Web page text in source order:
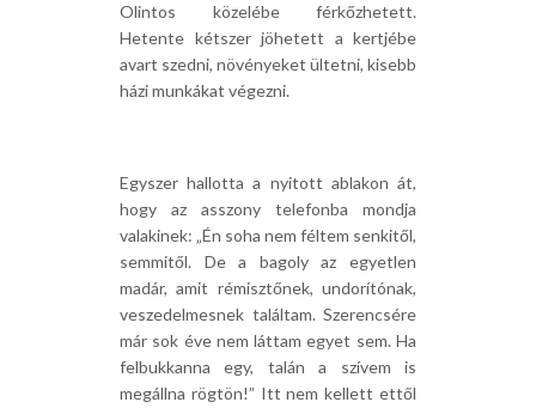
Olintos közelébe férkőzhetett.
Hetente kétszer jöhetett a kertjébe
avart szedni, növényeket ültetni, kisebb
házi munkákat végezni.
Egyszer hallotta a nyitott ablakon át,
hogy az asszony telefonba mondja
valakinek: „Én soha nem féltem senkitől,
semmitől. De a bagoly az egyetlen
madár, amit rémisztőnek, undorítónak,
veszedelmesnek találtam. Szerencsére
már sok éve nem láttam egyet sem. Ha
felbukkanna egy, talán a szívem is
megállna rögtön!” Itt nem kellett ettől